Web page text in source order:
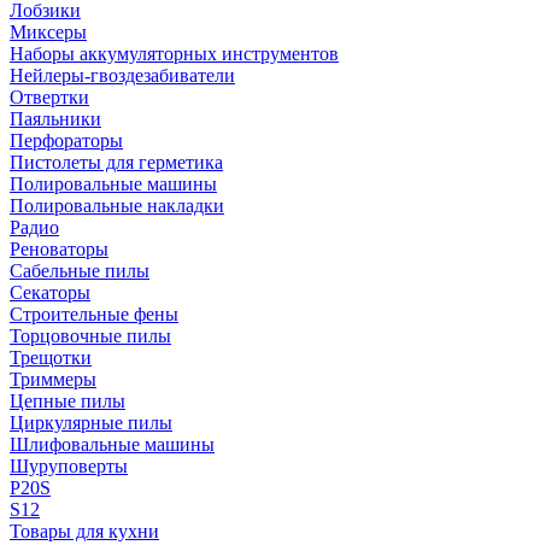
Лобзики
Миксеры
Наборы аккумуляторных инструментов
Нейлеры-гвоздезабиватели
Отвертки
Паяльники
Перфораторы
Пистолеты для герметика
Полировальные машины
Полировальные накладки
Радио
Реноваторы
Сабельные пилы
Секаторы
Строительные фены
Торцовочные пилы
Трещотки
Триммеры
Цепные пилы
Циркулярные пилы
Шлифовальные машины
Шуруповерты
P20S
S12
Товары для кухни